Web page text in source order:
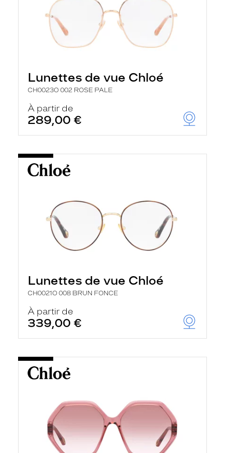
Lunettes de vue Chloé
CH0023O 002 ROSE PALE
À partir de
289,00 €
Lunettes de vue Chloé
CH0021O 008 BRUN FONCE
À partir de
339,00 €